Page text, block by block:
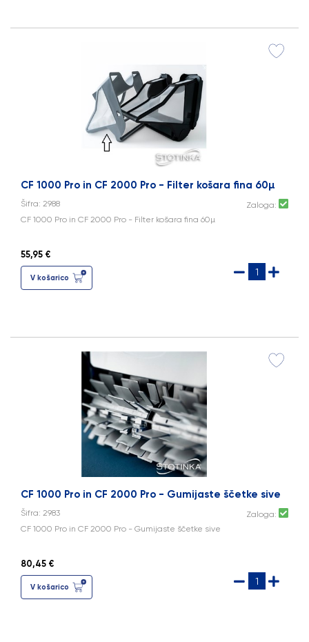
CF 1000 Pro in CF 2000 Pro - Filter košara fina 60µ
Šifra: 2988
Zaloga:
CF 1000 Pro in CF 2000 Pro - Filter košara fina 60µ
55,95 €
V košarico
CF 1000 Pro in CF 2000 Pro - Gumijaste ščetke sive
Šifra: 2983
Zaloga:
CF 1000 Pro in CF 2000 Pro - Gumijaste ščetke sive
80,45 €
V košarico